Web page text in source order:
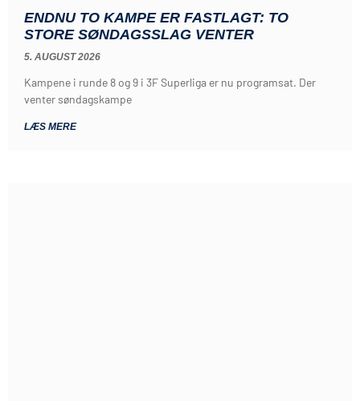
ENDNU TO KAMPE ER FASTLAGT: TO
STORE SØNDAGSSLAG VENTER
5. AUGUST 2026
Kampene i runde 8 og 9 i 3F Superliga er nu programsat. Der
venter søndagskampe
LÆS MERE